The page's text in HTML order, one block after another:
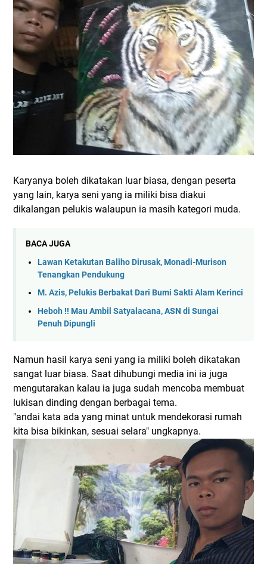
Karyanya boleh dikatakan luar biasa, dengan peserta
yang lain, karya seni yang ia miliki bisa diakui
dikalangan pelukis walaupun ia masih kategori muda.
BACA JUGA
Lawan Ketakutan Baliho Dirusak, Monadi-Murison
Tenangkan Pendukung
M. Azis, Pelukis Berbakat Dari Bumi Sakti Alam Kerinci
Heboh !! Mau Ambil Satyalacana, ASN di Sungai
Penuh Dipungli
Namun hasil karya seni yang ia miliki boleh dikatakan
sangat luar biasa. Saat dihubungi media ini ia juga
mengutarakan kalau ia juga sudah mencoba membuat
lukisan dinding dengan berbagai tema.
"andai kata ada yang minat untuk mendekorasi rumah
kita bisa bikinkan, sesuai selara" ungkapnya.